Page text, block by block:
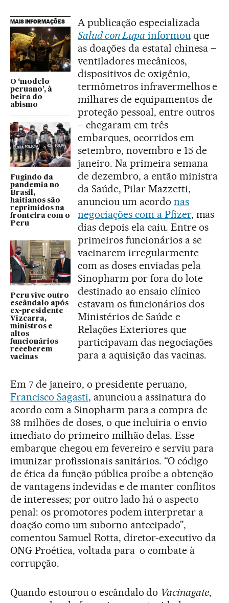
MAIS INFORMAÇÕES
O ‘modelo
peruano’, à
beira do
abismo
Fugindo da
pandemia no
Brasil,
haitianos são
reprimidos na
fronteira com o
Peru
Peru vive outro
escândalo após
ex-presidente
Vizcarra,
ministros e
altos
funcionários
receberem
vacinas
A publicação especializada
Salud con Lupa informouque
as doações da estatal chinesa –
ventiladores mecânicos,
dispositivos de oxigênio,
termômetros infravermelhos e
milhares de equipamentos de
proteção pessoal, entre outros
– chegaram em três
embarques, ocorridos em
setembro, novembro e 15 de
janeiro. Na primeira semana
de dezembro, a então ministra
da Saúde, Pilar Mazzetti,
anunciou um acordo nas
negociações com a Pfizer, mas
dias depois ela caiu. Entre os
primeiros funcionários a se
vacinarem irregularmente
com as doses enviadas pela
Sinopharm por fora do lote
destinado ao ensaio clínico
estavam os funcionários dos
Ministérios de Saúde e
Relações Exteriores que
participavam das negociações
para a aquisição das vacinas.
Em 7 de janeiro, o presidente peruano,
Francisco Sagasti, anunciou a assinatura do
acordo com a Sinopharm para a compra de
38 milhões de doses, o que incluiria o envio
imediato do primeiro milhão delas. Esse
embarque chegou em fevereiro e serviu para
imunizar profissionais sanitários. “O código
de ética da função pública proíbe a obtenção
de vantagens indevidas e de manter conflitos
de interesses; por outro lado há o aspecto
penal: os promotores podem interpretar a
doação como um suborno antecipado”,
comentou Samuel Rotta, diretor-executivo da
ONG Proética, voltada para o combate à
corrupção.
Quando estourou o escândalo do Vacinagate,